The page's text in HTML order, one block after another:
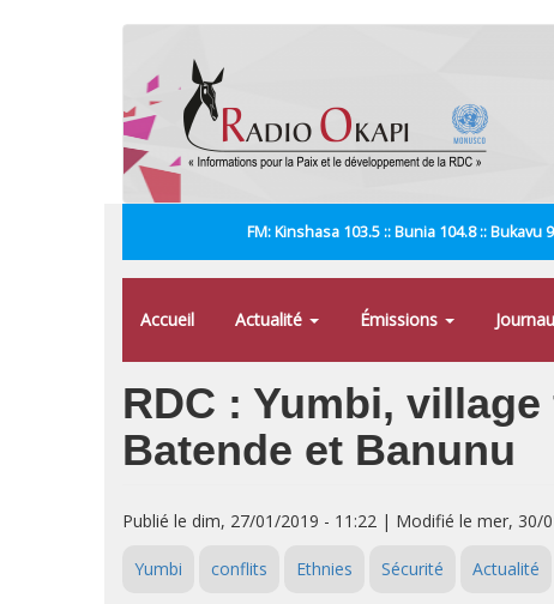
FM: Kinshasa 103.5 :: Bunia 104.8 :: Bukavu
Accueil Actualité Émissions
RDC : Yumbi,
Batende et Banunu
Publié le dim, 27/01/2019 - 11:22 | Modifié le mer, 30/
Yumbi conflits Ethnies Sécurité Actualité